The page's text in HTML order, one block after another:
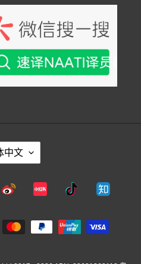
中文
Weibo Xiaohongshu
Douyin Zhihu
支
付